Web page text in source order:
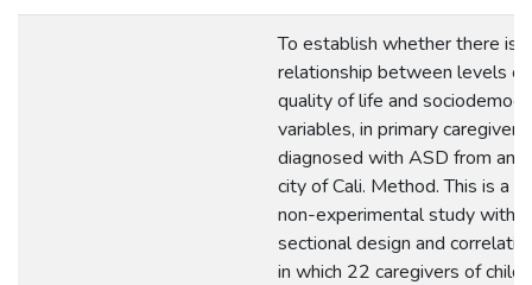
To establish whether there is a
relationship between levels
quality of life and
variables, in primary
diagnosed with ASD from an
city of Cali. Method. This is a
non-experimental study with
sectional design and
in which 22 caregivers of